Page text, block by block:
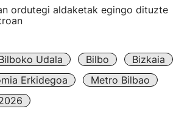
ordutegi aldaketak egingo dituzte
Udala Bilbo
Bizkaia
Erkidegoa
Metro Bilbao